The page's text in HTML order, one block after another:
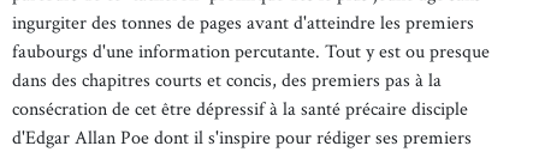
ingurgiter des tonnes de pages avant d'atteindre les premiers
faubourgs d'une information percutante. Tout y est ou presque
dans des chapitres courts et concis, des premiers pas à la
consécration de cet être dépressif à la santé précaire disciple
d'Edgar Allan Poe dont il s'inspire pour rédiger ses premiers